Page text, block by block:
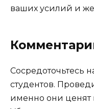
ваших усилий и
Сосредоточьтесь
студентов.
именно они ценят